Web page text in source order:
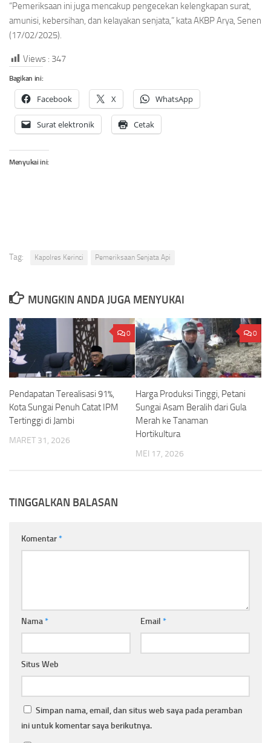
“Pemeriksaan ini juga mencakup pengecekan kelengkapan surat,
amunisi, kebersihan, dan kelayakan senjata,” kata AKBP Arya, Senen
(17/02/2025).
Views : 347
Bagikan ini:
Facebook X WhatsApp
Surat elektronik Cetak
Menyukai ini:
Tag: Kapolres Kerinci Pemeriksaan Senjata Api
MUNGKIN ANDA JUGA MENYUKAI
0
Pendapatan Terealisasi 91%,
Kota Sungai Penuh Catat IPM
Tertinggi di Jambi
MARET 31, 2026
0
Harga Produksi Tinggi, Petani
Sungai Asam Beralih dari Gula
Merah ke Tanaman
Hortikultura
MEI 17, 2026
TINGGALKAN BALASAN
Komentar*
Nama* Email *
Situs Web
Simpan nama, email, dan situs web saya pada peramban
ini untuk komentar saya berikutnya.